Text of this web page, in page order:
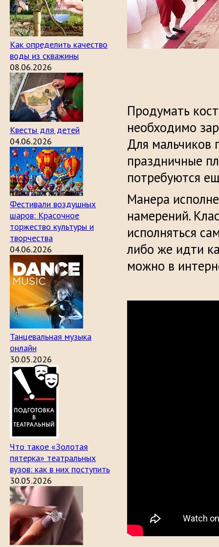
Как определить качество
воды из скважины
08.06.2026
Квесты для детей
04.06.2026
Фестивали воздушных
шаров: Красочное
торжество культуры и
творчества
04.06.2026
Танцевальная музыка
онлайн
30.05.2026
Что такое «Золотая
пятерка» театральных
вузов: как в них поступить
30.05.2026
Продумать
необходимо
Для мальчиков
праздничные
потребуются
Манера
намерений.
исполняться
либо же идти
можно в